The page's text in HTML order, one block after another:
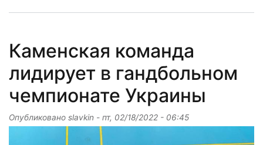
Каменская команда
лидирует в гандбольном
чемпионате Украины
Опубликовано slavkin - пт, 02/18/2022 - 06:45